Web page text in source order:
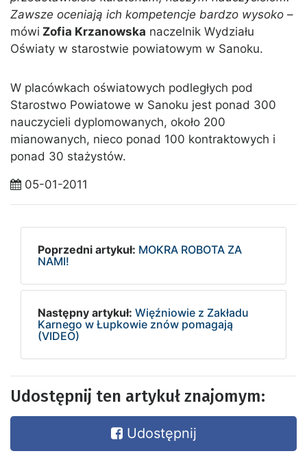
Zawsze oceniają ich kompetencje bardzo wysoko –
mówi Zofia Krzanowska naczelnik Wydziału
Oświaty w starostwie powiatowym w Sanoku.
W placówkach oświatowych podległych pod
Starostwo Powiatowe w Sanoku jest ponad 300
nauczycieli dyplomowanych, około 200
mianowanych, nieco ponad 100 kontraktowych i
ponad 30 stażystów.
05-01-2011
Poprzedni artykuł: MOKRA ROBOTA ZA
NAMI!
Następny artykuł: Więźniowie z Zakładu
Karnego w Łupkowie znów pomagają
(VIDEO)
Udostępnij ten artykuł znajomym:
Udostępnij